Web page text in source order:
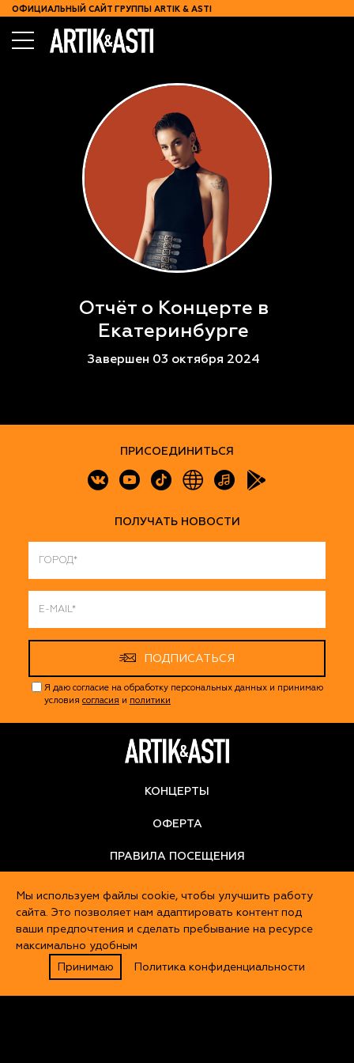
ОФИЦИАЛЬНЫЙ САЙТ ГРУППЫ ARTIK & ASTI
КОНТАКТЫ
Отчёт о Концерте в
Екатеринбурге
Завершен 03 октября 2024
ПРИСОЕДИНИТЬСЯ
ПОЛУЧАТЬ НОВОСТИ
ПОДПИСАТЬСЯ
Я даю согласие на обработку персональных данных и принимаю
условия согласия и политики
КОНЦЕРТЫ
ОФЕРТА
ПРАВИЛА ПОСЕЩЕНИЯ
ВОЗВРАТ
NEBO RECORDS, 2025
Мы используем файлы cookie, чтобы улучшить работу
сайта. Это позволяет нам адаптировать контент под
ваши предпочтения и сделать пребывание на ресурсе
максимально удобным
Принимаю
Политика конфиденциальности